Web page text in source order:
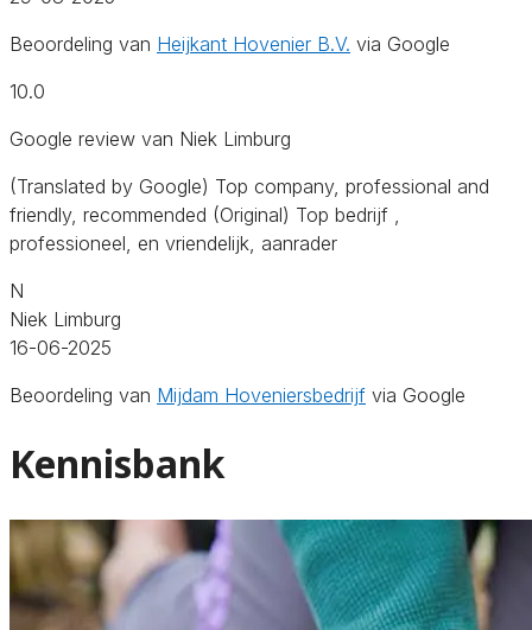
Beoordeling van Heijkant Hovenier B.V. via Google
10.0
Google review van Niek Limburg
(Translated by Google) Top company, professional and
friendly, recommended (Original) Top bedrijf ,
professioneel, en vriendelijk, aanrader
N
Niek Limburg
16-06-2025
Beoordeling van Mijdam Hoveniersbedrijf via Google
Kennisbank